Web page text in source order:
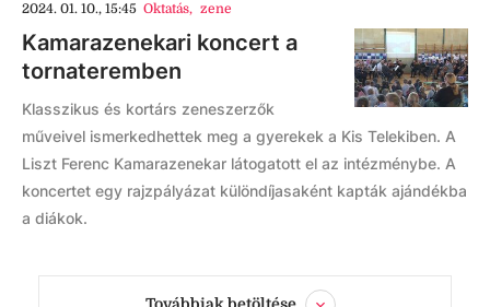
2024. 01. 10., 15:45 Oktatás, zene
Kamarazenekari koncert a
tornateremben
Klasszikus és kortárs zeneszerzők
műveivel ismerkedhettek meg a gyerekek a Kis Telekiben. A
Liszt Ferenc Kamarazenekar látogatott el az intézménybe. A
koncertet egy rajzpályázat különdíjasaként kapták ajándékba
a diákok.
Továbbiak betöltése